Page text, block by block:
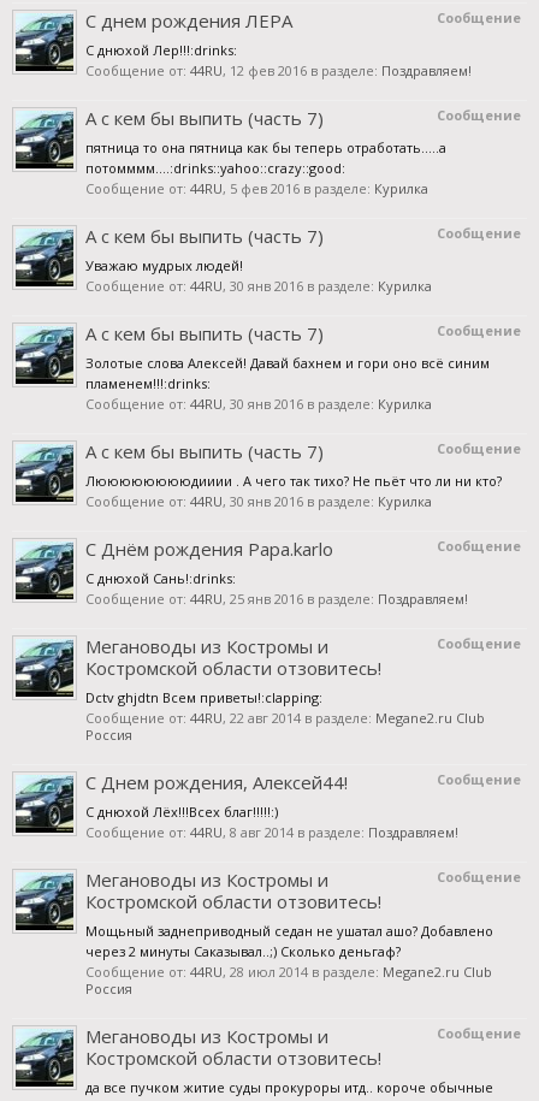
Сообщение
С днем рождения ЛЕРА
С днюхой Лер!!!:drinks:
Сообщение от: 44RU, 12 фев 2016 в разделе: Поздравляем!
Сообщение
А с кем бы выпить (часть 7)
пятница то она пятница как бы теперь отработать.....а
потомммм....:drinks::yahoo::crazy::good:
Сообщение от: 44RU, 5 фев 2016 в разделе: Курилка
Сообщение
А с кем бы выпить (часть 7)
Уважаю мудрых людей!
Сообщение от: 44RU, 30 янв 2016 в разделе: Курилка
Сообщение
А с кем бы выпить (часть 7)
Золотые слова Алексей! Давай бахнем и гори оно всё синим
пламенем!!!:drinks:
Сообщение от: 44RU, 30 янв 2016 в разделе: Курилка
Сообщение
А с кем бы выпить (часть 7)
Лююююююююдииии . А чего так тихо? Не пьёт что ли ни кто?
Сообщение от: 44RU, 30 янв 2016 в разделе: Курилка
Сообщение
С Днём рождения Papa.karlo
С днюхой Сань!:drinks:
Сообщение от: 44RU, 25 янв 2016 в разделе: Поздравляем!
Сообщение
Мегановоды из Костромы и
Костромской области отзовитесь!
Dctv ghjdtn Всем приветы!:clapping:
Сообщение от: 44RU, 22 авг 2014 в разделе: Megane2.ru Club
Россия
Сообщение
С Днем рождения, Алексей44!
С днюхой Лёх!!!Всех благ!!!!!:)
Сообщение от: 44RU, 8 авг 2014 в разделе: Поздравляем!
Сообщение
Мегановоды из Костромы и
Костромской области отзовитесь!
Мощьный заднеприводный седан не ушатал ашо? Добавлено
через 2 минуты Саказывал..;) Сколько деньгаф?
Сообщение от: 44RU, 28 июл 2014 в разделе: Megane2.ru Club
Россия
Сообщение
Мегановоды из Костромы и
Костромской области отзовитесь!
да все пучком житие суды прокуроры итд.. короче обычные